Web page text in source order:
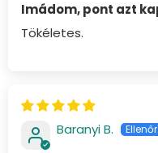
Imádom, pont azt
Tökéletes.
Baranyi B.